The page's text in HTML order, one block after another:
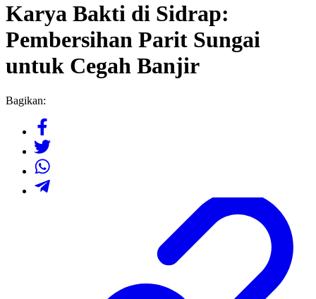
Karya Bakti di Sidrap:
Pembersihan Parit Sungai
untuk Cegah Banjir
Bagikan: